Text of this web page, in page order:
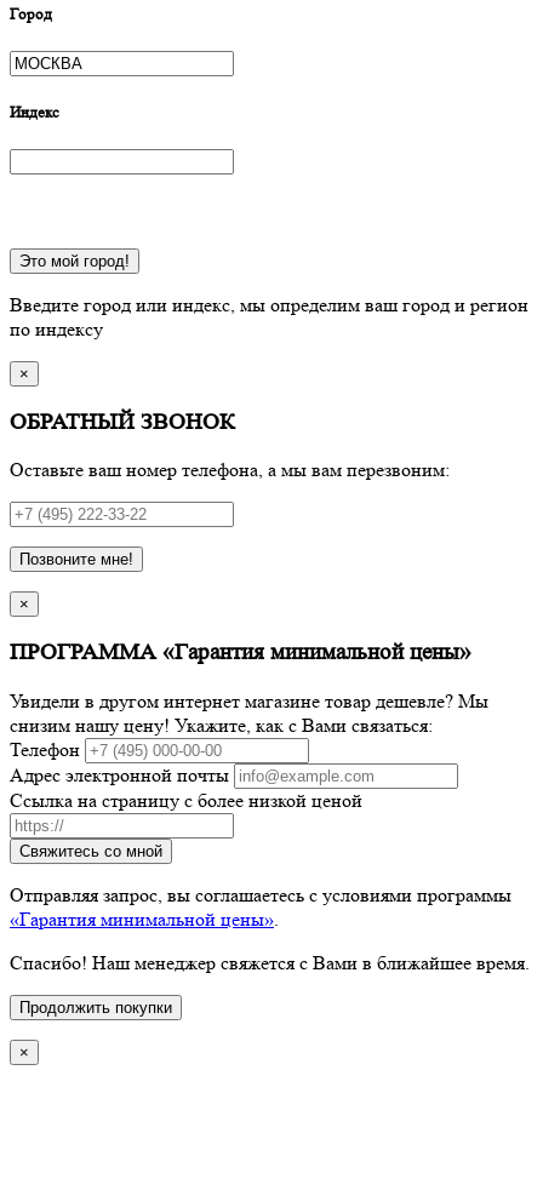
Город
Индекс
Это мой город!
Введите город или индекс, мы определим ваш город и регион
по индексу
×
ОБРАТНЫЙ ЗВОНОК
Оставьте ваш номер телефона, а мы вам перезвоним:
Позвоните мне!
×
ПРОГРАММА «Гарантия минимальной цены»
Увидели в другом интернет магазине товар дешевле? Мы
снизим нашу цену! Укажите, как с Вами связаться:
Телефон
Адрес электронной почты
Ссылка на страницу с более низкой ценой
Свяжитесь со мной
Отправляя запрос, вы соглашаетесь с условиями программы
«Гарантия минимальной цены»
Спасибо! Наш менеджер свяжется с Вами в ближайшее время.
Продолжить покупки
×